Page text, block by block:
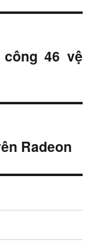
công 46 vệ
Radeon